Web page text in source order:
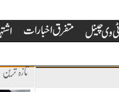
تازہ ترین